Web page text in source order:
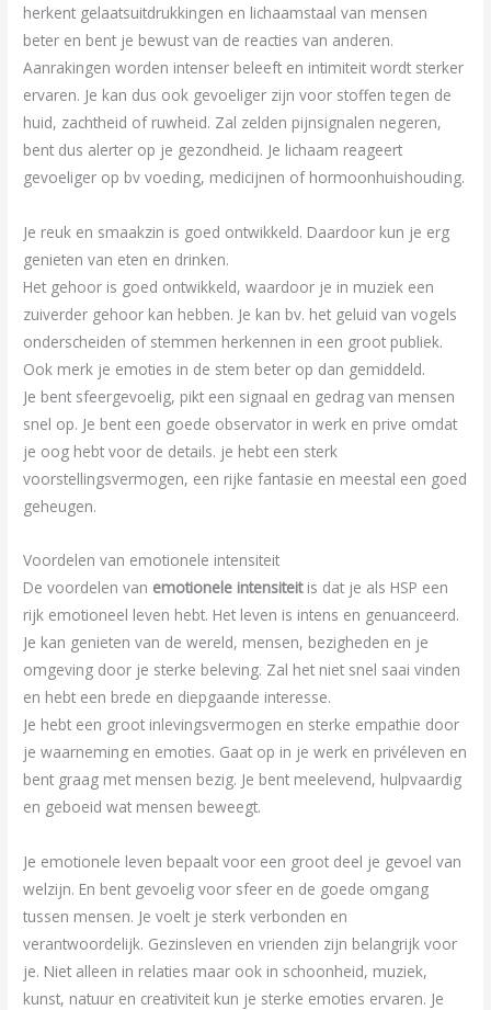
herkent gelaatsuitdrukkingen en lichaamstaal van mensen
beter en bent je bewust van de reacties van anderen.
Aanrakingen worden intenser beleeft en intimiteit wordt sterker
ervaren. Je kan dus ook gevoeliger zijn voor stoffen tegen de
huid, zachtheid of ruwheid. Zal zelden pijnsignalen negeren,
bent dus alerter op je gezondheid. Je lichaam reageert
gevoeliger op bv voeding, medicijnen of hormoonhuishouding.
Je reuk en smaakzin is goed ontwikkeld. Daardoor kun je erg
genieten van eten en drinken.
Het gehoor is goed ontwikkeld, waardoor je in muziek een
zuiverder gehoor kan hebben. Je kan bv. het geluid van vogels
onderscheiden of stemmen herkennen in een groot publiek.
Ook merk je emoties in de stem beter op dan gemiddeld.
Je bent sfeergevoelig, pikt een signaal en gedrag van mensen
snel op. Je bent een goede observator in werk en prive omdat
je oog hebt voor de details. je hebt een sterk
voorstellingsvermogen, een rijke fantasie en meestal een goed
geheugen.
Voordelen van emotionele intensiteit
De voordelen van emotionele intensiteitis dat je als HSP een
rijk emotioneel leven hebt. Het leven is intens en genuanceerd.
Je kan genieten van de wereld, mensen, bezigheden en je
omgeving door je sterke beleving. Zal het niet snel saai vinden
en hebt een brede en diepgaande interesse.
Je hebt een groot inlevingsvermogen en sterke empathie door
je waarneming en emoties. Gaat op in je werk en privéleven en
bent graag met mensen bezig. Je bent meelevend, hulpvaardig
en geboeid wat mensen beweegt.
Je emotionele leven bepaalt voor een groot deel je gevoel van
welzijn. En bent gevoelig voor sfeer en de goede omgang
tussen mensen. Je voelt je sterk verbonden en
verantwoordelijk. Gezinsleven en vrienden zijn belangrijk voor
je. Niet alleen in relaties maar ook in schoonheid, muziek,
kunst, natuur en creativiteit kun je sterke emoties ervaren. Je